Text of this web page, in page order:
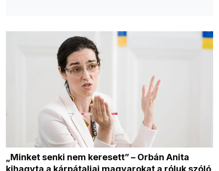
„Minket senki nem keresett” – Orbán Anita
kihagyta a kárpátaljai magyarokat a róluk szóló